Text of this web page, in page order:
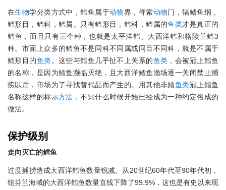
在生物学分类方式中，鳕鱼属于动物界，脊索动物门，辐鳍鱼纲，
鳕形目，鳕科，鳕属。只有鳕形目，鳕科，鳕属的鱼类才是真正的
鳕鱼，而且只有三个种，也就是太平洋鳕、大西洋鳕和格陵兰鳕3
种。市面上众多的鳕鱼不是同科不同属或同目不同科，就是不属于
鳕形目的鱼类。这些与鳕鱼几乎扯不上关系的鱼类 ，会被冠上鳕鱼
的名称，是因为鳕鱼濒临灭绝，且大西洋鳕鱼渔场逐一关闭禁止捕
捞以后，市场为了寻找替代品而产生的。用其他非鳕鱼类冠上鳕鱼
名称这样的标示方法 ，不知什么时候开始已经成为一种约定俗成的
做法。
保护级别
走向灭亡的鳕鱼
过度捕捞造成大西洋鳕鱼数量锐减。从20世纪60年代至90年代初，
纽芬兰海域的大西洋鳕鱼数量直线下降了99.9%，这也是有史以来现